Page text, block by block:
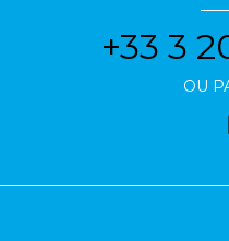
+33 3
OU